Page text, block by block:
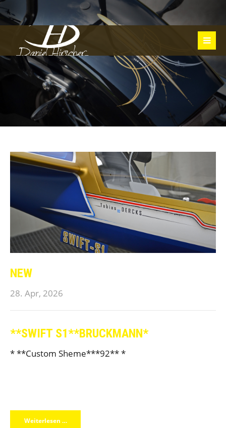
NEW
28. Apr, 2026
**SWIFT S1**BRUCKMANN*
* **Custom Sheme***92** *
Weiterlesen …